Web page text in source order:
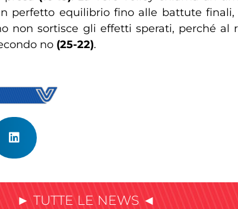
perfetto equilibrio fino alle battute
non sortisce gli effetti sperati, perché al
no (25-22).
► TUTTE LE NEWS ◄